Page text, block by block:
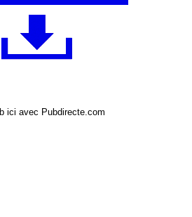
ici avec Pubdirecte.com